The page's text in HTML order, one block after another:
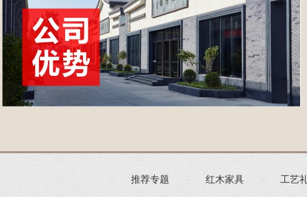
推荐专题 · 红木家具 · 工艺